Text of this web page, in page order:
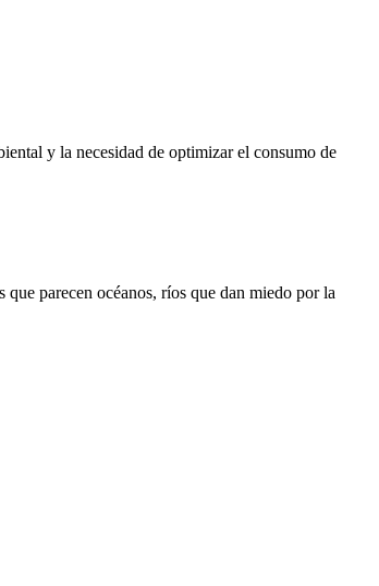
y la necesidad de optimizar el consumo de
parecen océanos, ríos que dan miedo por la